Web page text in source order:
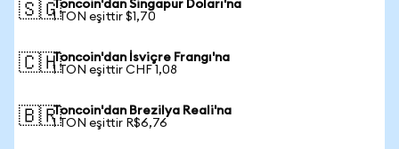
🇸🇬Toncoin'dan Singapur Doları'na
1 TON eşittir $1,70
🇨🇭Toncoin'dan İsviçre Frangı'na
1 TON eşittir CHF 1,08
🇧🇷Toncoin'dan Brezilya Reali'na
1 TON eşittir R$6,76